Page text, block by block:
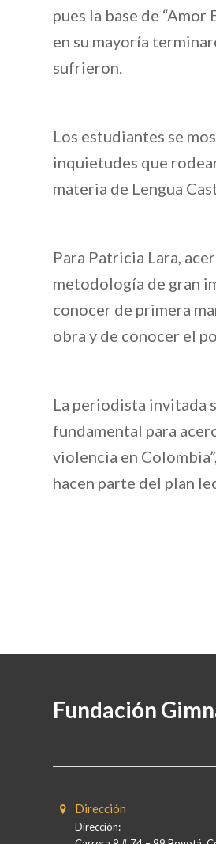
pues la base de
en su mayoría
sufrieron.
Los estudiantes se
inquietudes que
materia de Lengua
Para Patricia Lara,
metodología de gran
conocer de primera
obra y de conocer el
La periodista invitada
fundamental para
violencia en
hacen parte del plan
Fundación
Dirección
Dirección: